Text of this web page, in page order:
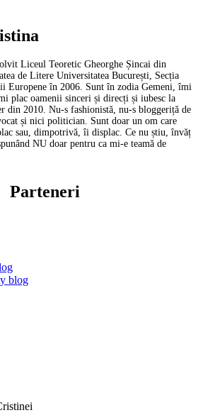
Liceul Teoretic Gheorghe Șincai din
de Litere Universitatea București, Secția
Europene în 2006. Sunt în zodia Gemeni, îmi
plac oamenii sinceri și direcți și iubesc la
din 2010. Nu-s fashionistă, nu-s bloggeriță de
și nici politician. Sunt doar un om care
sau, dimpotrivă, îi displac. Ce nu știu, învăț
NU doar pentru ca mi-e teamă de
Parteneri
blog